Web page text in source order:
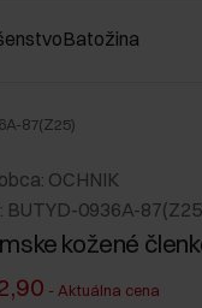
Batožina
87(Z25)
OCHNIK
BUTYD-0936A-
kožené
- Aktuálna cena